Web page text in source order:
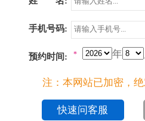
手机号码:
预约时间: 年
*
注：本网站已加密，